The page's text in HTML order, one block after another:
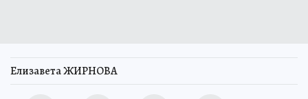
Елизавета ЖИРНОВА